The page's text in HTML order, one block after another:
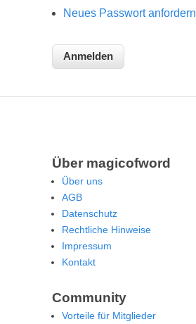
Neues Passwort anfordern
Über magicofword
Über uns
AGB
Datenschutz
Rechtliche Hinweise
Impressum
Kontakt
Community
Vorteile für Mitglieder